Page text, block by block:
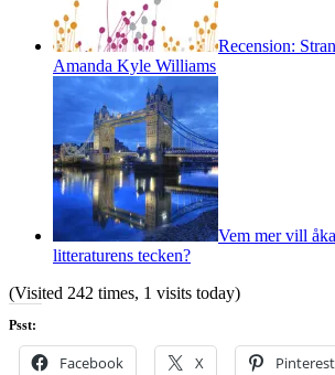
Recension:
Amanda Kyle Williams
Vem mer vill
litteraturens tecken?
(Visited 242 times, 1 visits today)
Psst:
Facebook X Pinterest